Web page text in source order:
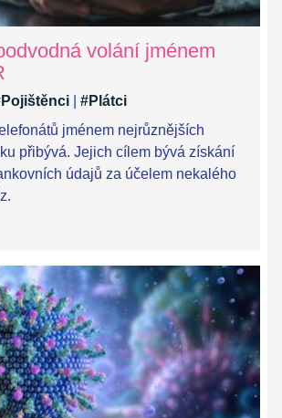
volání jménem
#Plátci
jménem nejrůznějších
přibývá. Jejich cílem bývá získání
údajů za účelem nekalého